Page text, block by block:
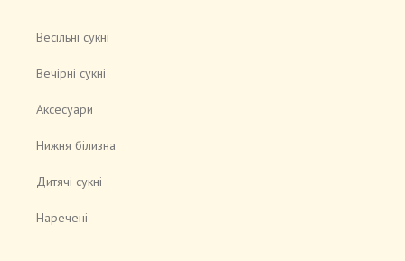
Весільні сукні
Вечірні сукні
Аксесуари
Нижня білизна
Дитячі сукні
Наречені